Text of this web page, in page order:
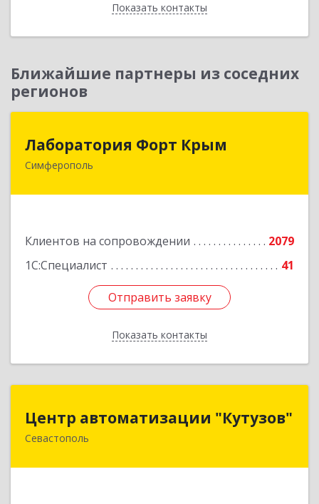
Показать контакты
Назад
Ближайшие партнеры из соседних
регионов
Лаборатория Форт Крым
Симферополь
Клиентов на сопровождении
2079
1С:Специалист
41
Отправить заявку
Показать контакты
295034, Крым Респ, Симферополь г, Киевская
Отправить заявку
Назад
Центр автоматизации "Кутузов"
Севастополь
299011, Севастополь г, Генерала Петрова ул,